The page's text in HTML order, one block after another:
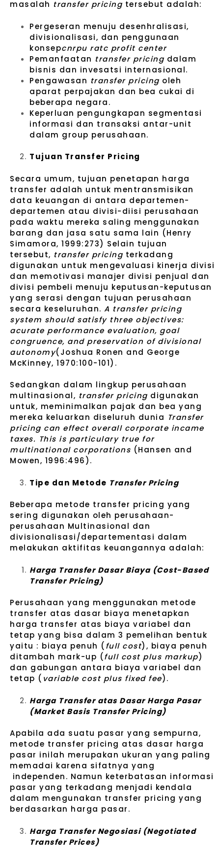
masalah transfer pricing tersebut adalah:
Pergeseran menuju desenhralisasi,
divisionalisasi, dan penggunaan
konsepcnrpu­ ratc profit center
Pemanfaatan transfer pricing dalam
bisnis dan invesatsi internasional.
Pengawasan transfer pricing oleh
aparat perpajakan dan bea cukai di
beberapa negara.
Keperluan pengungkapan segmentasi
informasi dan transaksi antar-unit
dalam group perusahaan.
Tujuan Transfer Pricing
Secara umum, tujuan penetapan harga
transfer adalah untuk mentransmisikan
data keuangan di antara departemen-
departemen atau divisi-diisi perusahaan
pada waktu mereka saling menggunakan
barang dan jasa satu sama lain (Henry
Simamora, 1999:273) Selain tujuan
tersebut, transfer pricing terkadang
digunakan untuk mengevaluasi kinerja divisi
dan memotivasi manajer divisi penjual dan
divisi pembeli menuju keputusan-keputusan
yang serasi dengan tujuan perusahaan
secara keseluruhan. A transfer pricing
system should satisfy three objectives:
acurate performance evaluation, goal
congruence, and preservation of divisional
autonomy(Joshua Ronen and George
McKinney, 1970:100-101).
Sedangkan dalam lingkup perusahaan
multinasional, transfer pricing digunakan
untuk, meminimalkan pajak dan bea yang
mereka keluarkan diseluruh dunia Transfer
pricing can effect overall corporate incame
taxes. This is particulary true for
multinational corporations (Hansen and
Mowen, 1996:496).
Tipe dan Metode Transfer Pricing
Beberapa metode transfer pricing yang
sering digunakan oleh perusahaan-
perusahaan Multinasional dan
divisionalisasi/departementasi dalam
melakukan aktifitas keuangannya adalah:
Harga Transfer Dasar Biaya (Cost-Based
Transfer Pricing)
Perusahaan yang menggunakan metode
transfer atas dasar biaya menetapkan
harga transfer atas biaya variabel dan
tetap yang bisa dalam 3 pemelihan bentuk
yaitu : biaya penuh ( full cost), biaya penuh
ditambah mark-up (full cost plus markup)
dan gabungan antara biaya variabel dan
tetap ( variable cost plus fixed fee).
Harga Transfer atas Dasar Harga Pasar
(Market Basis Transfer Pricing)
Apabila ada suatu pasar yang sempurna,
metode transfer pricing atas dasar harga
pasar inilah merupakan ukuran yang paling
memadai karena sifatnya yang
independen. Namun keterbatasan informasi
pasar yang terkadang menjadi kendala
dalam mengunakan transfer pricing yang
berdasarkan harga pasar.
Harga Transfer Negosiasi (Negotiated
Transfer Prices)